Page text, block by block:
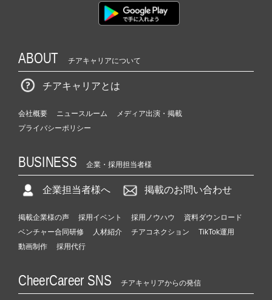
ABOUT チアキャリアについて
チアキャリアとは
会社概要 ニュースルーム
メディア出演・掲載
プライバシーポリシー
BUSINESS 企業・採用担当者様
企業担当者様へ 掲載のお問い合わせ
掲載企業様の声 採用イベント 採用ノウハウ
資料ダウンロード
ベンチャー合同研修
人材紹介 チアコネクション
TikTok運用
動画制作
採用代行
CheerCareer SNS チアキャリアからの発信